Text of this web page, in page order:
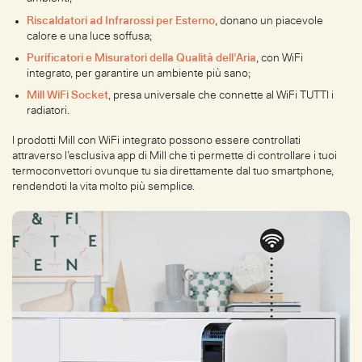
Riscaldatori ad Infrarossi per Esterno , donano un piacevole
calore e una luce soffusa;
Purificatori e Misuratori della Qualità dell’Aria, con WiFi
integrato, per garantire un ambiente più sano;
Mill WiFi Socket, presa universale che connette al WiFi TUTTI i
radiatori.
I prodotti Mill con WiFi integrato possono essere controllati
attraverso l’esclusiva app di Mill che ti permette di controllare i tuoi
termoconvettori ovunque tu sia direttamente dal tuo smartphone,
rendendoti la vita molto più semplice.